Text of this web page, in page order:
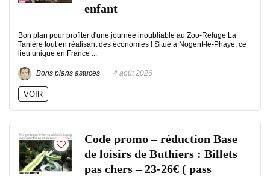
enfant
Bon plan pour profiter d'une journée inoubliable au Zoo-Refuge La
Tanière tout en réalisant des économies ! Situé à Nogent-le-Phaye, ce
lieu unique en France ...
Bons plans astuces 4 août 2026
VOIR
Code promo – réduction Base
de loisirs de Buthiers : Billets
pas chers – 23-26€ ( pass